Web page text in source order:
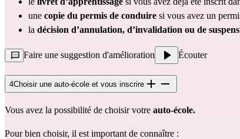
une copie du permis de conduire si vous avez un
la décision d’annulation, d’invalidation ou de
Faire une suggestion d'amélioration Écouter
4Choisir une auto-école et vous inscrire
Vous avez la possibilité de choisir votre auto-école.
Pour bien choisir, il est important de connaître :